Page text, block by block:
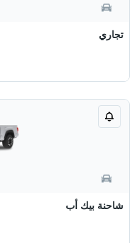
تجاري
شاحنة بيك أب